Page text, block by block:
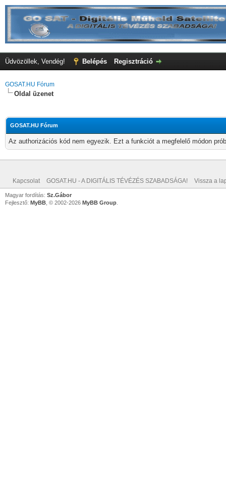
Üdvözöllek, Vendég! Belépés Regisztráció
GOSAT.HU Fórum
Oldal üzenet
GOSAT.HU Fórum
Az authorizációs kód nem egyezik. Ezt a funkciót a megfelelő módon
Kapcsolat GOSAT.HU - A DIGITÁLIS TÉVÉZÉS SZABADSÁGA! Vissza a
Magyar fordítás: Sz.Gábor
Fejlesztő: MyBB , © 2002-2026 MyBB Group